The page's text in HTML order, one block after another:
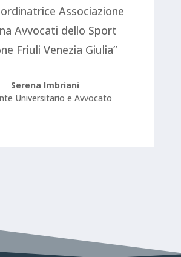
Associazione
Avvocati dello Sport
Friuli Venezia Giulia”
Serena Imbriani
Universitario e Avvocato